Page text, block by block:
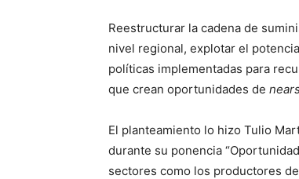
Reestructurar la cadena de
nivel regional, explotar el
políticas implementadas para
que crean oportunidades de
El planteamiento lo hizo Tulio
durante su ponencia
sectores como los productores